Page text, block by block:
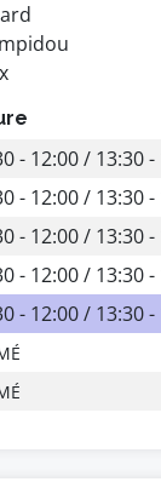
- 12:00 / 13:30 -
- 12:00 / 13:30 -
- 12:00 / 13:30 -
- 12:00 / 13:30 -
- 12:00 / 13:30 -